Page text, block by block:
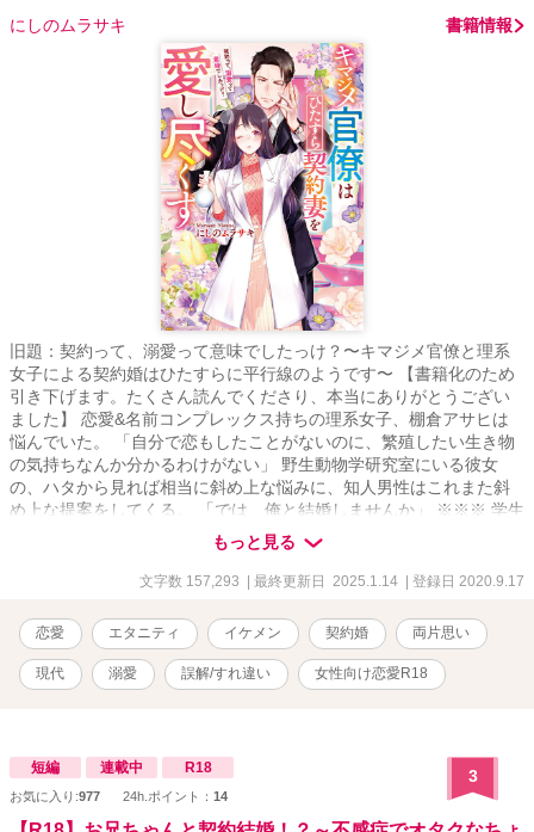
にしのムラサキ 書籍情報
旧題：契約って、溺愛って意味でしたっけ？〜キマジメ官僚と理系
女子による契約婚はひたすらに平行線のようです〜 【書籍化のため
引き下げます。たくさん読んでくださり、本当にありがとうござい
ました】 恋愛&名前コンプレックス持ちの理系女子、棚倉アサヒは
悩んでいた。 「自分で恋もしたことがないのに、繁殖したい生き物
の気持ちなんか分かるわけがない」 野生動物学研究室にいる彼女
の、ハタから見れば相当に斜め上な悩みに、知人男性はこれまた斜
め上な提案をしてくる。 「では、俺と結婚しませんか」 ※※※ 学生
時代から片想いしていた女性が論文のために恋をしたいと言い出し
た。 「誰かと寝たら分かるかな。つまり、繁殖行動の真似事を」 彼
女の台詞に、焦りに焦った生真面目な若手キャリア官僚、鮫川桔
ないセリフで──。 ※※※ えっちしてから（ようやく）恋に気がつ
いたアサヒと、絶賛片想い（だと思い込んでる）を続ける桔平の、
ひたすら平行線ないちゃらぶ契約婚のお話です。 「鮫川兄弟シリー
ズ」四男のお話です。
もっと見る
文字数 157,293 | 最終更新日 2025.1.14 | 登録日 2020.9.17
恋愛 エタニティ イケメン 契約婚 両片思い
現代 溺愛 誤解/すれ違い 女性向け恋愛R18
短編 連載中 R18
お気に入り:977 24h.ポイント： 14
3